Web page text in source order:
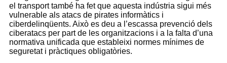
el transport també ha fet que aquesta indústria sigui més
vulnerable als atacs de pirates informàtics i
ciberdelinqüents. Això es deu a l’escassa prevenció dels
ciberatacs per part de les organitzacions i a la falta d’una
normativa unificada que estableixi normes mínimes de
seguretat i pràctiques obligatòries.